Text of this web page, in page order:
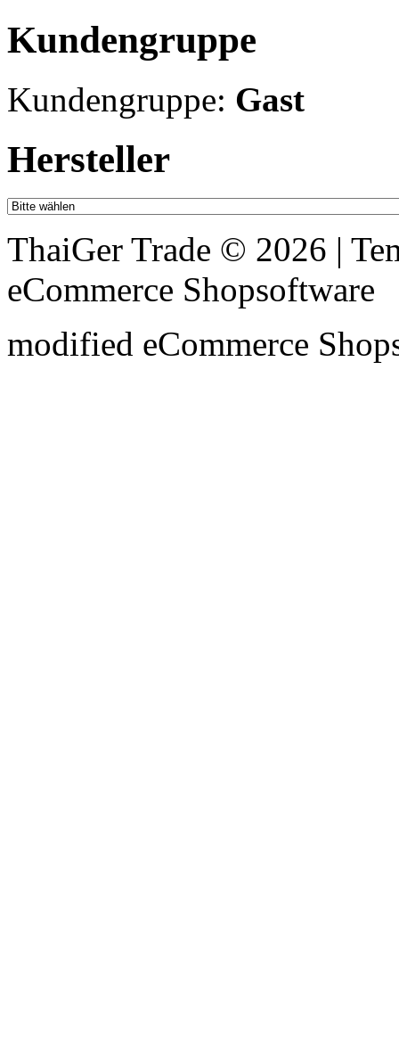
Kundengruppe
Kundengruppe: Gast
Hersteller
ThaiGer Trade © 2026 |
eCommerce Shopsoftware
modified eCommerce